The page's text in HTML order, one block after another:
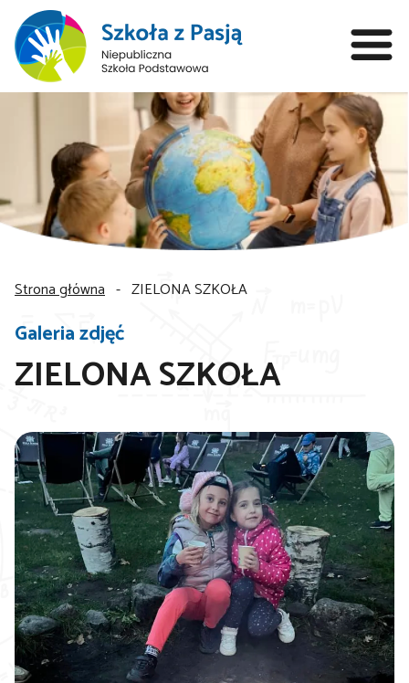
Galeria zdjęć
ZIELONA SZKOŁA
Strona główna - ZIELONA SZKOŁA